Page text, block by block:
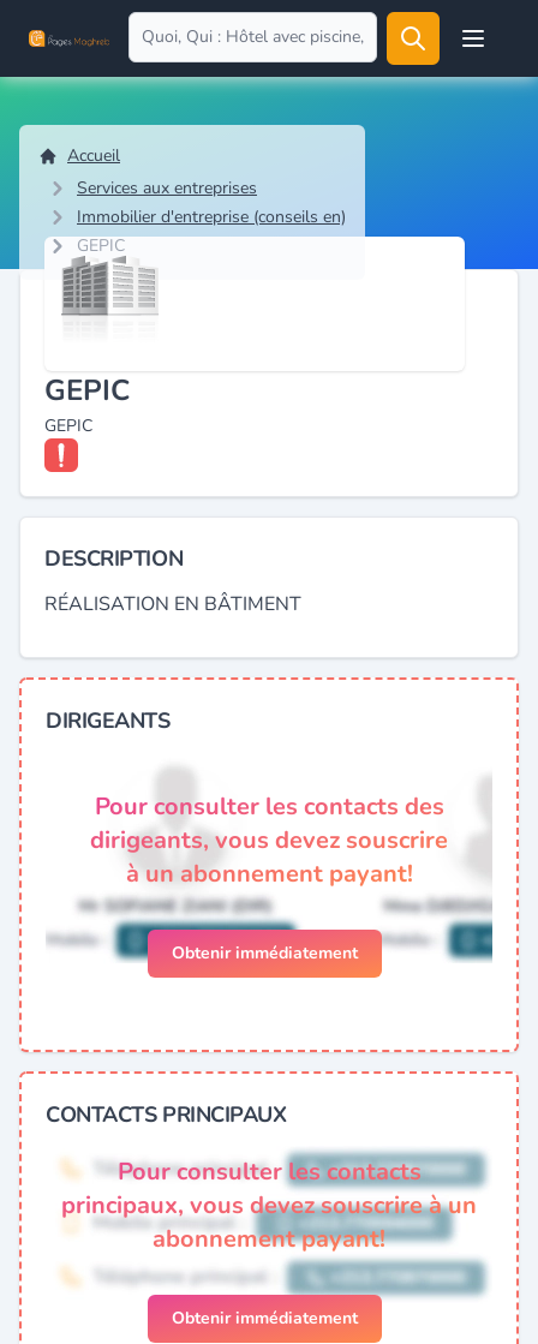
Open
Accueil
Services aux entreprises
Immobilier d'entreprise (conseils en)
GEPIC
GEPIC
GEPIC
DESCRIPTION
RÉALISATION EN BÂTIMENT
DIRIGEANTS
Pour consulter les contacts des
dirigeants, vous devez souscrire
à un abonnement payant!
Obtenir immédiatement
CONTACTS PRINCIPAUX
Pour consulter les contacts
principaux, vous devez souscrire à un
abonnement payant!
Obtenir immédiatement